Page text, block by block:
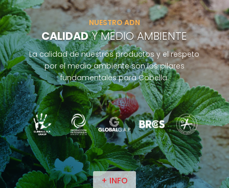
NUESTRO ADN
CALIDADY MEDIO AMBIENTE
La calidad de nuestros productos y el respeto
por el medio ambiente son los pilares
fundamentales para Cobella.
+ INFO